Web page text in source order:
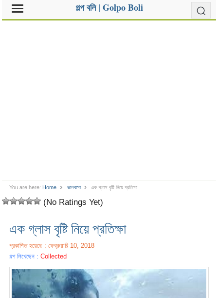
গল্প বলি | Golpo Boli
You are here: Home ভালবাসা এক গ্লাস বৃষ্টি নিয়ে প্রতিক্ষা
(No Ratings Yet)
এক গ্লাস বৃষ্টি নিয়ে প্রতিক্ষা
প্রকাশিত হয়েছে : ফেব্রুয়ারি 10, 2018
গল্প লিখেছেন :Collected